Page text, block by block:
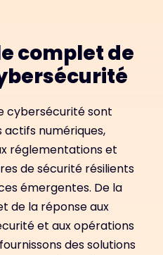
complet de
cybersécurité sont
numériques,
réglementations et
de sécurité résilients
émergentes. De la
de la réponse aux
et aux opérations
des solutions